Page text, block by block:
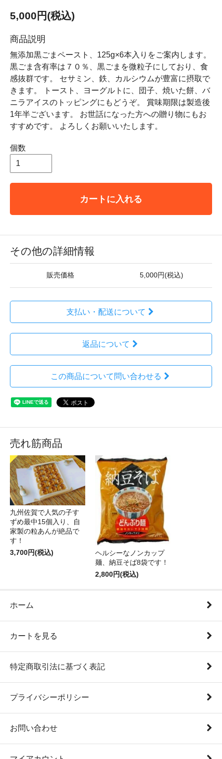
5,000円(税込)
商品説明
無添加黒ごまペースト、125g×6本入りをご案内します。
黒ごま含有率は７０％、黒ごまを微粒子にしており、食
感抜群です。 セサミン、鉄、カルシウムが豊富に摂取で
きます。 トースト、ヨーグルトに、団子、焼いた餅、バ
ニラアイスのトッピングにもどうぞ。 賞味期限は製造後
1年半ございます。 お世話になった方への贈り物にもお
すすめです。 よろしくお願いいたします。
個数
カートに入れる
その他の詳細情報
販売価格 5,000円(税込)
支払い・配送について
返品について
この商品について問い合わせる
売れ筋商品
九州佐賀で人気の子す
ずめ最中15個入り、自
家製の粒あんが絶品で
す！
3,700円(税込)
ヘルシーなノンカップ
麺、納豆そば8袋です！
2,800円(税込)
ホーム
カートを見る
特定商取引法に基づく表記
プライバシーポリシー
お問い合わせ